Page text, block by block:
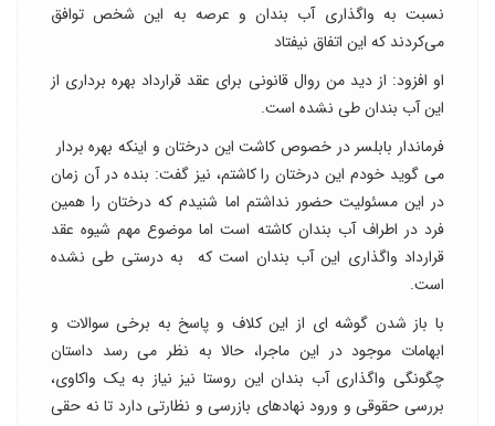
نسبت به واگذاری آب بندان و عرصه به این شخص توافق
می‌کردند که این اتفاق نیفتاد
او افزود: از دید من روال قانونی برای عقد قرارداد بهره برداری از
این آب بندان طی نشده است.
فرماندار بابلسر در خصوص کاشت این درختان و اینکه بهره بردار
می گوید خودم این درختان را کاشتم، نیز گفت: بنده در آن زمان
در این مسئولیت حضور نداشتم اما شنیدم که درختان را همین
فرد در اطراف آب بندان کاشته است اما موضوع مهم شیوه عقد
قرارداد واگذاری این آب بندان است که به درستی طی نشده
است.
با باز شدن گوشه ای از این کلاف و پاسخ به برخی سوالات و
ابهامات موجود در این ماجرا، حالا به نظر می رسد داستان
چگونگی واگذاری آب بندان این روستا نیز نیاز به یک واکاوی،
بررسی حقوقی و ورود نهادهای بازرسی و نظارتی دارد تا نه حقی